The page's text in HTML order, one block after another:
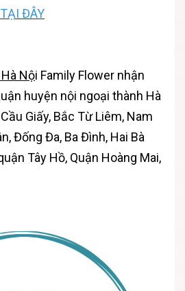
TẠI ĐÂY
Nội Family Flower nhận
huyện nội ngoại thành Hà
Giấy, Bắc Từ Liêm, Nam
Đống Đa, Ba Đình, Hai Bà
Tây Hồ, Quận Hoàng Mai,